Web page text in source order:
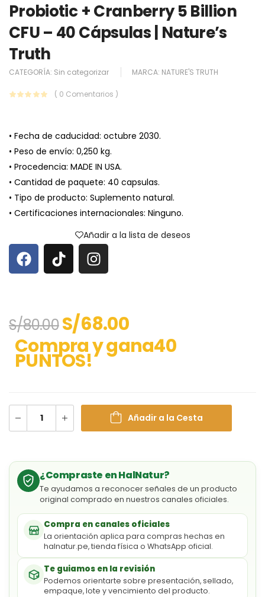
Probiotic + Cranberry 5 Billion
CFU – 40 Cápsulas | Nature’s
Truth
CATEGORÍA: Sin categorizar MARCA: NATURE'S TRUTH
( 0 Comentarios )
• Fecha de caducidad: octubre 2030.
• Peso de envío: 0,250 kg.
• Procedencia: MADE IN USA.
• Cantidad de paquete: 40 capsulas.
• Tipo de producto: Suplemento natural.
• Certificaciones internacionales: Ninguno.
Añadir a la lista de deseos
S/80.00S/68.00
Compra y gana40
PUNTOS!
Añadir a la Cesta
¿Compraste en HalNatur?
Te ayudamos a reconocer señales de un producto
original comprado en nuestros canales oficiales.
Compra en canales oficiales
La orientación aplica para compras hechas en
halnatur.pe, tienda física o WhatsApp oficial.
Te guiamos en la revisión
Podemos orientarte sobre presentación, sellado,
empaque, lote y vencimiento del producto.